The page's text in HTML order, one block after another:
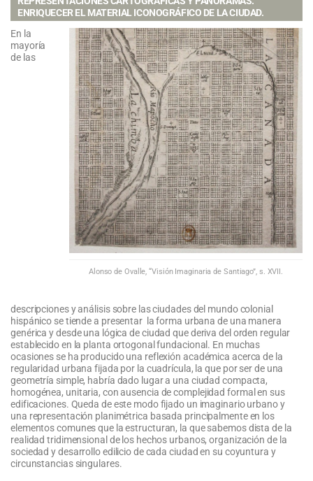
ENRIQUECER EL MATERIAL ICONOGRÁFICO DE LA CIUDAD.
Alonso de Ovalle, “Visión Imaginaria de Santiago”, s. XVII.
En la
mayoría
de las
descripciones y análisis sobre las ciudades del mundo colonial
hispánico se tiende a presentar la forma urbana de una manera
genérica y desde una lógica de ciudad que deriva del orden regular
establecido en la planta ortogonal fundacional. En muchas
ocasiones se ha producido una reflexión académica acerca de la
regularidad urbana fijada por la cuadrícula, la que por ser de una
geometría simple, habría dado lugar a una ciudad compacta,
homogénea, unitaria, con ausencia de complejidad formal en sus
edificaciones. Queda de este modo fijado un imaginario urbano y
una representación planimétrica basada principalmente en los
elementos comunes que la estructuran, la que sabemos dista de la
realidad tridimensional de los hechos urbanos, organización de la
sociedad y desarrollo edilicio de cada ciudad en su coyuntura y
circunstancias singulares.